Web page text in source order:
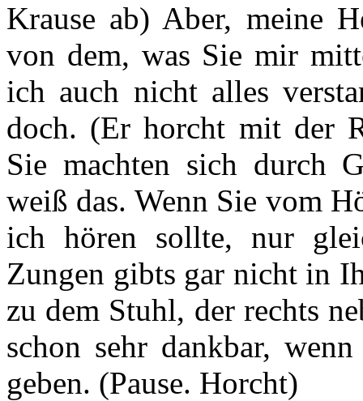
Krause ab) Aber, meine
von dem, was Sie mir
ich auch nicht alles
doch. (Er horcht mit der
Sie machten sich durch
weiß das. Wenn Sie vom
ich hören sollte, nur
Zungen gibts gar nicht in
zu dem Stuhl, der rechts
schon sehr dankbar,
geben. (Pause. Horcht)